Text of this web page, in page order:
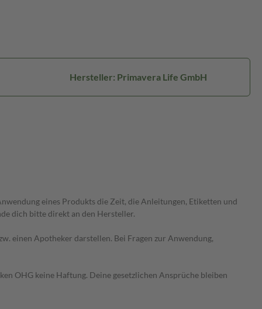
Hersteller: Primavera Life GmbH
eines Produkts die Zeit, die Anleitungen, Etiketten und
dich bitte direkt an den Hersteller.
einen Apotheker darstellen. Bei Fragen zur Anwendung,
OHG keine Haftung. Deine gesetzlichen Ansprüche bleiben